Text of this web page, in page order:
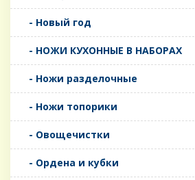
- Новый год
- НОЖИ КУХОННЫЕ В НАБОРАХ
- Ножи разделочные
- Ножи топорики
- Овощечистки
- Ордена и кубки